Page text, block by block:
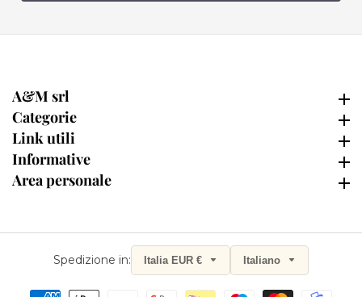
A&M srl
Categorie
Link utili
Informative
Area personale
Spedizione in: Italia EUR € Italiano